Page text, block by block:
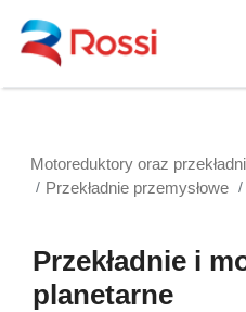
Motoreduktory oraz
Przekładnie przemysłowe
Przekładnie i
planetarne